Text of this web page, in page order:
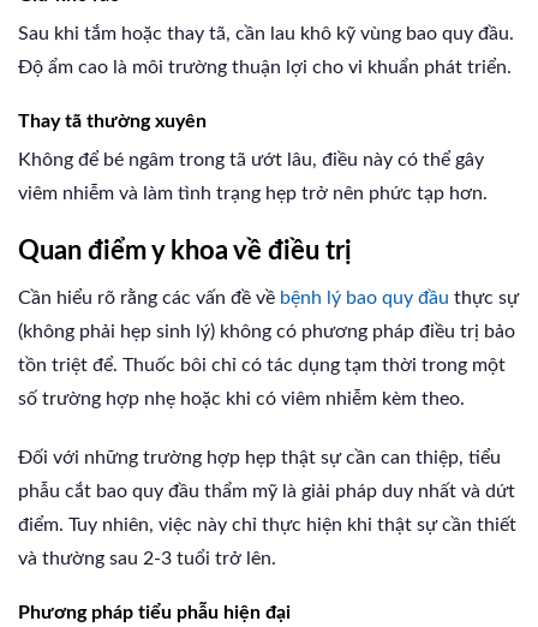
Sau khi tắm hoặc thay tã, cần lau khô kỹ vùng bao quy đầu.
Độ ẩm cao là môi trường thuận lợi cho vi khuẩn phát triển.
Thay tã thường xuyên
Không để bé ngâm trong tã ướt lâu, điều này có thể gây
viêm nhiễm và làm tình trạng hẹp trở nên phức tạp hơn.
Quan điểm y khoa về điều trị
Cần hiểu rõ rằng các vấn đề về bệnh lý bao quy đầu thực sự
(không phải hẹp sinh lý) không có phương pháp điều trị bảo
tồn triệt để. Thuốc bôi chỉ có tác dụng tạm thời trong một
số trường hợp nhẹ hoặc khi có viêm nhiễm kèm theo.
Đối với những trường hợp hẹp thật sự cần can thiệp, tiểu
phẫu cắt bao quy đầu thẩm mỹ là giải pháp duy nhất và dứt
điểm. Tuy nhiên, việc này chỉ thực hiện khi thật sự cần thiết
và thường sau 2-3 tuổi trở lên.
Phương pháp tiểu phẫu hiện đại